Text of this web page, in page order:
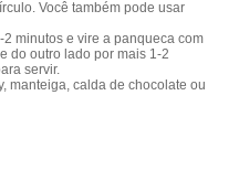
Você também pode usar
minutos e vire a panqueca com
do outro lado por mais 1-2
servir.
manteiga, calda de chocolate ou